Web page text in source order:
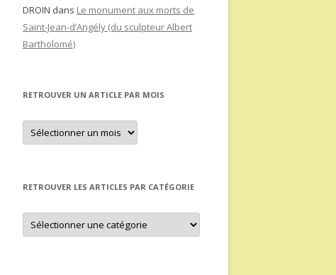
DROIN dans Le monument aux morts de
Saint-Jean-d’Angély (du sculpteur Albert
Bartholomé)
RETROUVER UN ARTICLE PAR MOIS
Retrouver
un
article
RETROUVER LES ARTICLES PAR CATÉGORIE
Retrouver
les
articles